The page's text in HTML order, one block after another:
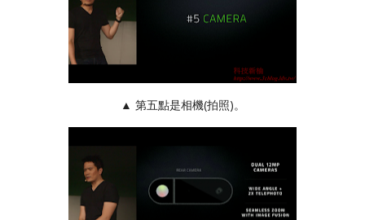
▲ 第五點是相機(拍照)。